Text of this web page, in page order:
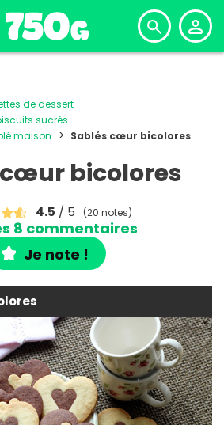
de dessert
sucrés
maison
Sablés cœur bicolores
bicolores
4.5 / 5 (20 notes)
8 commentaires
Je note !